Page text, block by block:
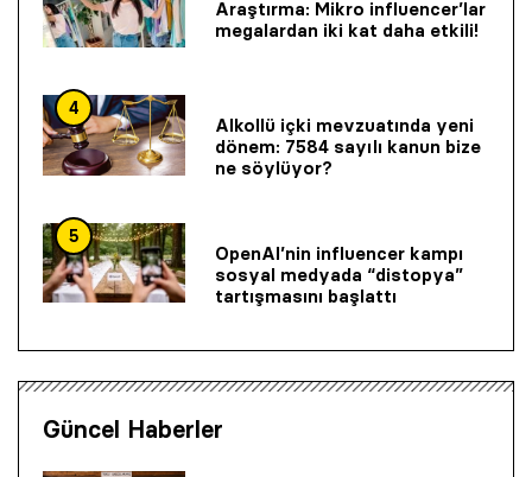
Araştırma: Mikro influencer’lar
megalardan iki kat daha etkili!
4
Alkollü içki mevzuatında yeni
dönem: 7584 sayılı kanun bize
ne söylüyor?
5
OpenAI’nin influencer kampı
sosyal medyada “distopya”
tartışmasını başlattı
Güncel Haberler